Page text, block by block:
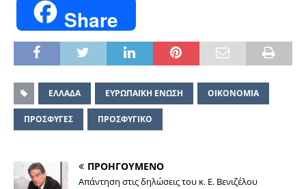
Share
ΕΛΛΑΔΑ ΕΥΡΩΠΑΪΚΗ ΕΝΩΣΗ ΟΙΚΟΝΟΜΙΑ
ΠΡΟΣΦΥΓΕΣ ΠΡΟΣΦΥΓΙΚΟ
ΠΡΟΗΓΟΥΜΕΝΟ
Απάντηση στις δηλώσεις του κ. Ε. Βενιζέλου